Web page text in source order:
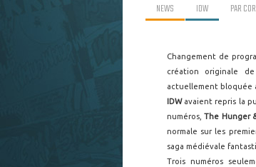
NEWS IDW PAR
Changement de
création originale de
actuellement bloquée
IDWavaient repris la
numéros,The Hunger
normale sur les
saga médiévale
Trois numéros